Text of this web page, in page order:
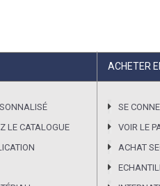
LE CATALOGUE
ACHETER
SE
VOIR LE
ACHAT